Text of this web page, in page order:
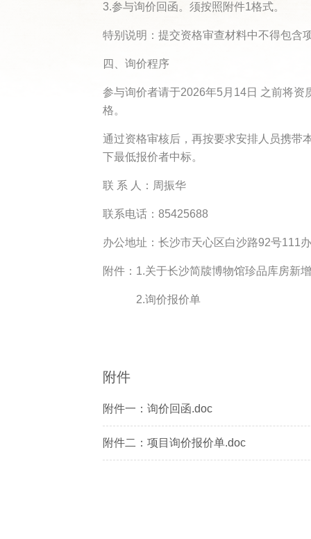
3.参与询价回函。须按照附件1格式。
特别说明：提交资格审查材料中不得包含
四、询价程序
参与询价者请于2026年5月14日 之前将
格。
通过资格审核后，再按要求安排人员携带
下最低报价者中标。
联 系 人：周振华
联系电话：85425688
办公地址：长沙市天心区白沙路92号111
附件：1.关于长沙简牍博物馆珍品库房新
2.询价报价单
附件
附件一：询价回函.doc
附件二：项目询价报价单.doc